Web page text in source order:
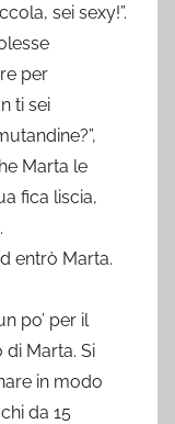
sei sexy!”.
per
ti sei
Marta le
fica liscia,
entrò Marta.
po’ per il
Marta. Si
in modo
da 15